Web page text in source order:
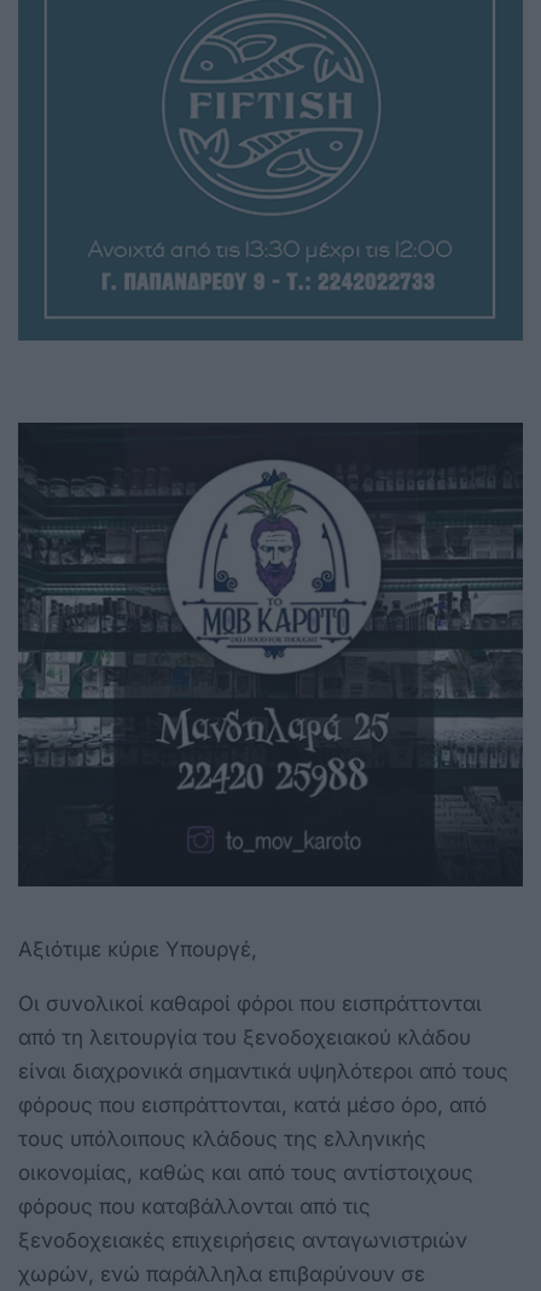
Αξιότιμε κύριε Υπουργέ,
Οι συνολικοί καθαροί φόροι που εισπράττονται
από τη λειτουργία του ξενοδοχειακού κλάδου
είναι διαχρονικά σημαντικά υψηλότεροι από τους
φόρους που εισπράττονται, κατά μέσο όρο, από
τους υπόλοιπους κλάδους της ελληνικής
οικονομίας, καθώς και από τους αντίστοιχους
φόρους που καταβάλλονται από τις
ξενοδοχειακές επιχειρήσεις ανταγωνιστριών
χωρών, ενώ παράλληλα επιβαρύνουν σε